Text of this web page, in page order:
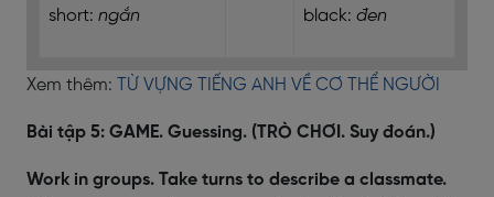
short: ngắn black: đen
Xem thêm: TỪ VỰNG TIẾNG ANH VỀ CƠ THỂ NGƯỜI
Bài tập 5: GAME. Guessing. (TRÒ CHƠI. Suy đoán.)
Work in groups. Take turns to describe a classmate.